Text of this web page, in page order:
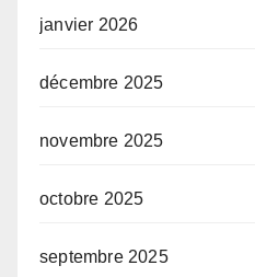
janvier 2026
décembre 2025
novembre 2025
octobre 2025
septembre 2025